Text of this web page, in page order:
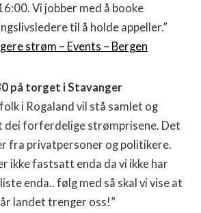
Vi jobber med å booke
til å holde appeller.”
strøm – Events – Bergen
på torget i Stavanger
i Rogaland vil stå samlet og
dei forferdelige strømprisene. Det
fra privatpersoner og politikere.
ikke fastsatt enda da vi ikke har
enda.. følg med så skal vi vise at
landet trenger oss!”